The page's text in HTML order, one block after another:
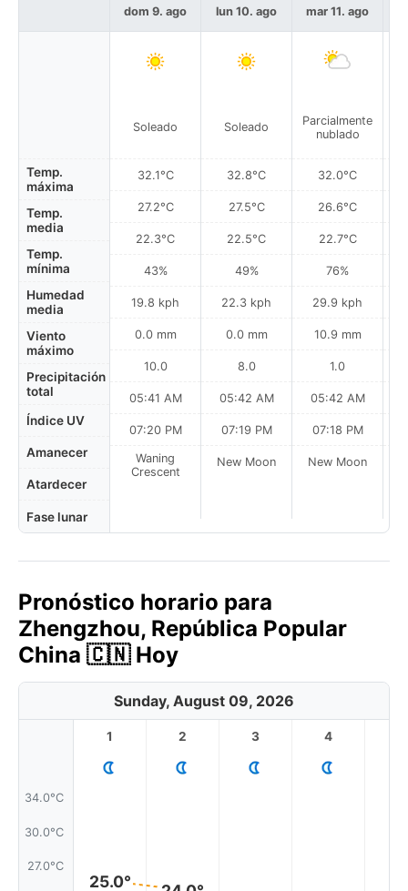
Temp.
máxima
Temp.
media
Temp.
mínima
Humedad
media
Viento
máximo
Precipitación
total
Índice UV
Amanecer
Atardecer
Fase lunar
dom 9. ago
Soleado
32.1°C
27.2°C
22.3°C
43%
19.8 kph
0.0 mm
10.0
05:41 AM
07:20 PM
Waning
Crescent
lun 10. ago
Soleado
32.8°C
27.5°C
22.5°C
49%
22.3 kph
0.0 mm
8.0
05:42 AM
07:19 PM
New Moon
mar 11. ago
Parcialmente
nublado
32.0°C
26.6°C
22.7°C
76%
29.9 kph
10.9 mm
1.0
05:42 AM
07:18 PM
New Moon
Pronóstico horario para
Zhengzhou, República Popular
China 🇨🇳 Hoy
Sunday, August 09, 2026
34.0°C
30.0°C
27.0°C
1
25.0°
2 3 4